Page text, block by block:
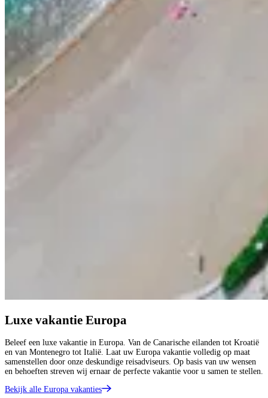
Luxe vakantie Europa
Beleef een luxe vakantie in Europa. Van de Canarische eilanden tot Kroatië
en van Montenegro tot Italië. Laat uw Europa vakantie volledig op maat
samenstellen door onze deskundige reisadviseurs. Op basis van uw wensen
en behoeften streven wij ernaar de perfecte vakantie voor u samen te stellen.
Bekijk alle Europa vakanties